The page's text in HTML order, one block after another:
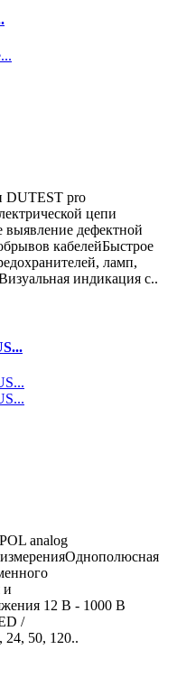
DUTEST pro
цепи
дефектной
кабелейБыстрое
ламп,
индикация с..
analog
и
12 В - 1000 В
/
50, 120..